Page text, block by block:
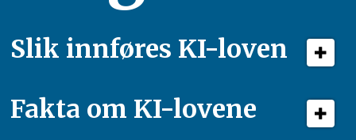
Slik innføres KI-loven
Fakta om KI-lovene